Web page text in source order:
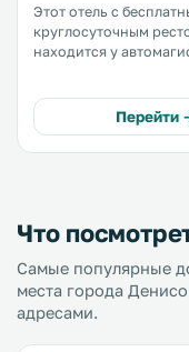
Этот отель с
круглосуточным
находится у
на бесплатной
посетить небольшой
зоопарк. .
Перейти
Что
Самые популярные
места города
адресами.